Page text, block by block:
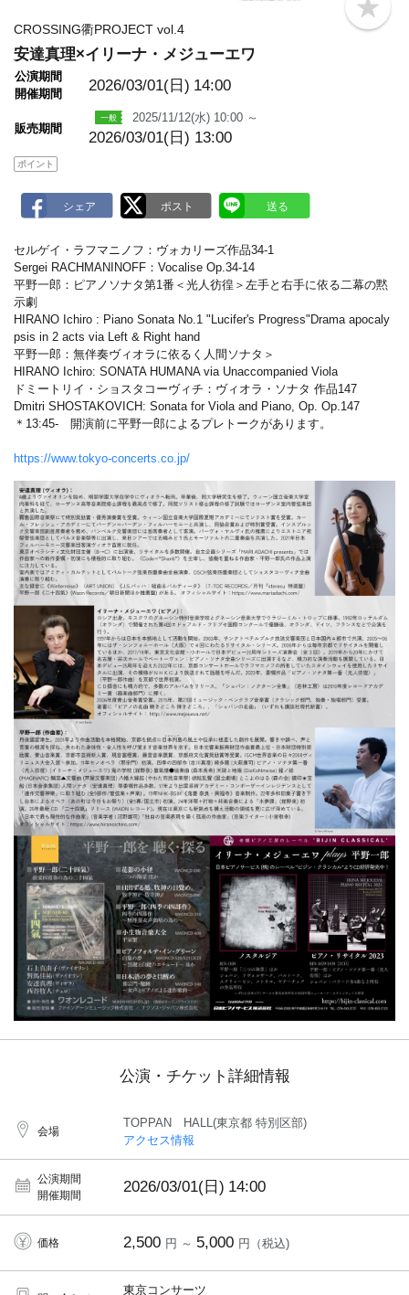
b
o
CROSSING衢PROJECT vol.4
安達真理×イリーナ・メジューエワ
公演期間
開催期間
2026/03/01(日) 14:00
販売期間
2025/11/12(水) 10:00 ～
2026/03/01(日) 13:00
ポイント
セルゲイ・ラフマニノフ：ヴォカリーズ作品34-1
Sergei RACHMANINOFF：Vocalise Op.34-14
平野一郎：ピアノソナタ第1番＜光人彷徨＞左手と右手に依る二幕の黙
示劇
HIRANO Ichiro : Piano Sonata No.1 "Lucifer's Progress"Drama apocaly
psis in 2 acts via Left & Right hand
平野一郎：無伴奏ヴィオラに依るく人間ソナタ＞
HIRANO Ichiro: SONATA HUMANA via Unaccompanied Viola
ドミートリイ・ショスタコーヴィチ：ヴィオラ・ソナタ 作品147
Dmitri SHOSTAKOVICH: Sonata for Viola and Piano, Op. Op.147
＊13:45- 開演前に平野一郎によるプレトークがあります。
https://www.tokyo-concerts.co.jp/
公演・チケット詳細情報
会場
TOPPAN HALL(東京都 特別区部)
アクセス情報
公演期間
開催期間
2026/03/01(日) 14:00
価格 2,500 円 ～ 5,000 円（税込)
東京コンサーツ